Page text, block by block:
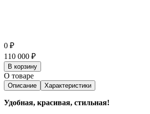
0 ₽
110 000 ₽
В корзину
О товаре
Описание Характеристики
Удобная, красивая, стильная!